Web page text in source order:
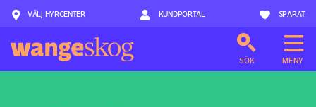
Hoppa till innehåll
VÄLJ HYRCENTER KUNDPORTAL SPARAT
SÖK MENY